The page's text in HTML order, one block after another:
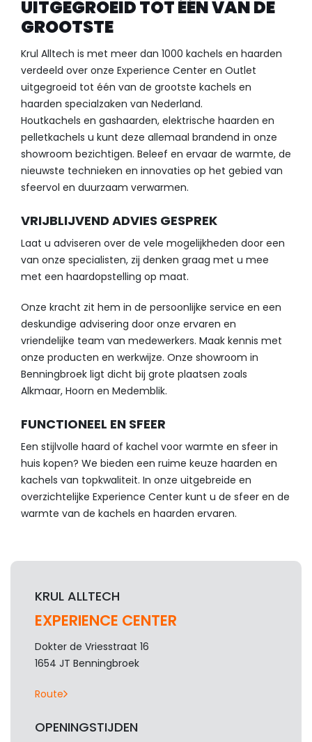
UITGEGROEID TOT ÉÉN VAN DE
GROOTSTE
Krul Alltech is met meer dan 1000 kachels en haarden
verdeeld over onze Experience Center en Outlet
uitgegroeid tot één van de grootste kachels en
haarden specialzaken van Nederland.
Houtkachels en gashaarden, elektrische haarden en
pelletkachels u kunt deze allemaal brandend in onze
showroom bezichtigen. Beleef en ervaar de warmte, de
nieuwste technieken en innovaties op het gebied van
sfeervol en duurzaam verwarmen.
VRIJBLIJVEND ADVIES GESPREK
Laat u adviseren over de vele mogelijkheden door een
van onze specialisten, zij denken graag met u mee
met een haardopstelling op maat.
Onze kracht zit hem in de persoonlijke service en een
deskundige advisering door onze ervaren en
vriendelijke team van medewerkers. Maak kennis met
onze producten en werkwijze. Onze showroom in
Benningbroek ligt dicht bij grote plaatsen zoals
Alkmaar, Hoorn en Medemblik.
FUNCTIONEEL EN SFEER
Een stijlvolle haard of kachel voor warmte en sfeer in
huis kopen? We bieden een ruime keuze haarden en
kachels van topkwaliteit. In onze uitgebreide en
overzichtelijke Experience Center kunt u de sfeer en de
warmte van de kachels en haarden ervaren.
KRUL ALLTECH
EXPERIENCE CENTER
Dokter de Vriesstraat 16
1654 JT Benningbroek
Route
OPENINGSTIJDEN